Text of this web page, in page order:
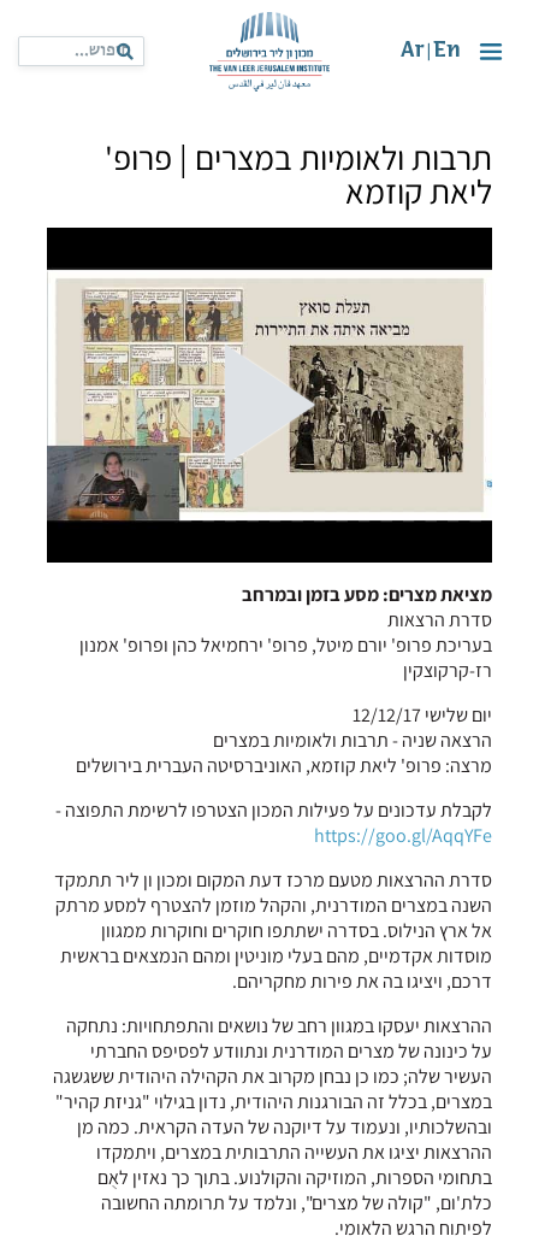
En
Ar
תרבות ולאומיות במצרים | פרופ'
ליאת קוזמא
מציאת מצרים: מסע בזמן ובמרחב
סדרת הרצאות
בעריכת פרופ' יורם מיטל, פרופ' ירחמיאל כהן ופרופ' אמנון
רז-קרקוצקין
יום שלישי 12/12/17
הרצאה שניה - תרבות ולאומיות במצרים
מרצה: פרופ' ליאת קוזמא, האוניברסיטה העברית בירושלים
לקבלת עדכונים על פעילות המכון הצטרפו לרשימת התפוצה -
https://goo.gl/AqqYFe
סדרת ההרצאות מטעם מרכז דעת המקום ומכון ון ליר תתמקד
השנה במצרים המודרנית, והקהל מוזמן להצטרף למסע מרתק
אל ארץ הנילוס. בסדרה ישתתפו חוקרים וחוקרות ממגוון
מוסדות אקדמיים, מהם בעלי מוניטין ומהם הנמצאים בראשית
דרכם, ויציגו בה את פירות מחקריהם.
ההרצאות יעסקו במגוון רחב של נושאים והתפתחויות: נתחקה
על כינונה של מצרים המודרנית ונתוודע לפסיפס החברתי
העשיר שלה; כמו כן נבחן מקרוב את הקהילה היהודית ששגשגה
במצרים, בכלל זה הבורגנות היהודית, נדון בגילוי "גניזת קהיר"
ובהשלכותיו, ונעמוד על דיוקנה של העדה הקראית. כמה מן
ההרצאות יציגו את העשייה התרבותית במצרים, ויתמקדו
בתחומי הספרות, המוזיקה והקולנוע. בתוך כך נאזין לאֻם
כלת'ום, "קולה של מצרים", ונלמד על תרומתה החשובה
לפיתוח הרגש הלאומי.